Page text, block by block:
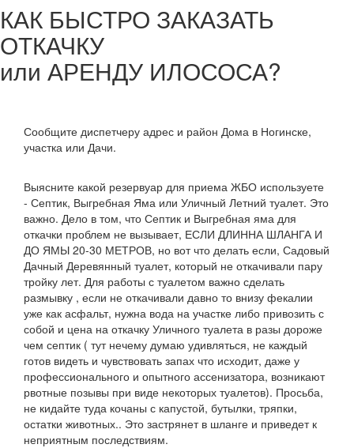
КАК БЫСТРО ЗАКАЗАТЬ
ОТКАЧКУ
или АРЕНДУ ИЛОСОСА?
Сообщите диспетчеру адрес и район Дома в Ногинске,
участка или Дачи.
Выясните какой резервуар для приема ЖБО используете
- Септик, Выгребная Яма или Уличный Летний туалет. Это
важно. Дело в том, что Септик и Выгребная яма для
откачки проблем не вызывает, ЕСЛИ ДЛИННА ШЛАНГА И
ДО ЯМЫ 20-30 МЕТРОВ, но вот что делать если, Садовый
Дачный Деревянный туалет, который не откачивали пару
тройку лет. Для работы с туалетом важно сделать
размывку , если не откачивали давно то внизу фекалии
уже как асфальт, нужна вода на участке либо привозить с
собой и цена на откачку Уличного туалета в разы дороже
чем септик ( тут нечему думаю удивляться, не каждый
готов видеть и чувствовать запах что исходит, даже у
профессионального и опытного ассенизатора, возникают
рвотные позывы при виде некоторых туалетов). Просьба,
не кидайте туда кочаны с капустой, бутылки, тряпки,
остатки животных.. Это застрянет в шланге и приведет к
неприятным последствиям.